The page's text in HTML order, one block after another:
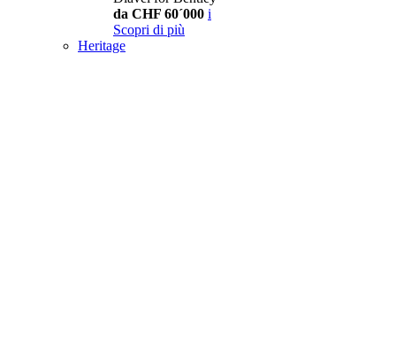
da CHF 60´000 i
Scopri di più
Heritage